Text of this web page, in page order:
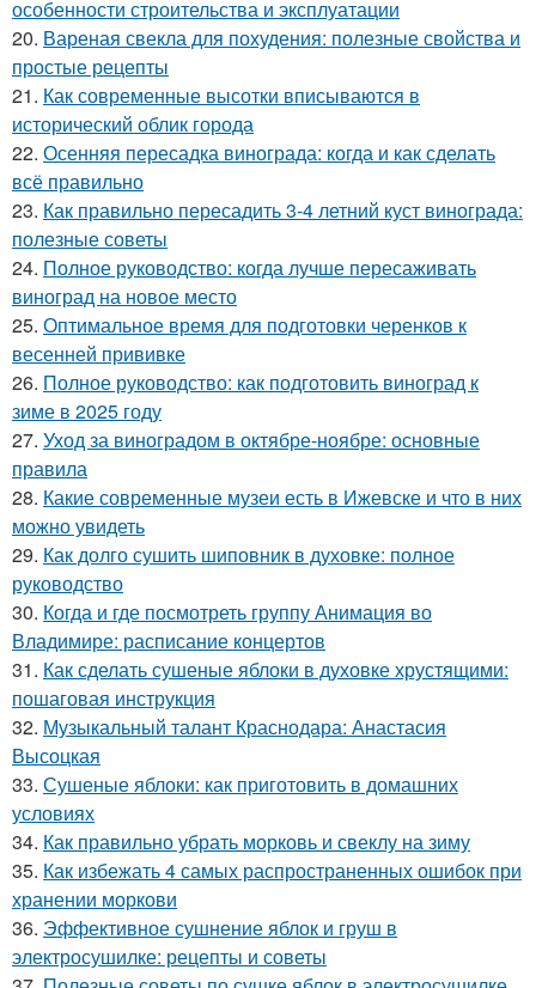
особенности строительства и эксплуатации
20. Вареная свекла для похудения: полезные свойства и
простые рецепты
21. Как современные высотки вписываются в
исторический облик города
22. Осенняя пересадка винограда: когда и как сделать
всё правильно
23. Как правильно пересадить 3-4 летний куст винограда:
полезные советы
24. Полное руководство: когда лучше пересаживать
виноград на новое место
25. Оптимальное время для подготовки черенков к
весенней прививке
26. Полное руководство: как подготовить виноград к
зиме в 2025 году
27. Уход за виноградом в октябре-ноябре: основные
правила
28. Какие современные музеи есть в Ижевске и что в них
можно увидеть
29. Как долго сушить шиповник в духовке: полное
руководство
30. Когда и где посмотреть группу Анимация во
Владимире: расписание концертов
31. Как сделать сушеные яблоки в духовке хрустящими:
пошаговая инструкция
32. Музыкальный талант Краснодара: Анастасия
Высоцкая
33. Сушеные яблоки: как приготовить в домашних
условиях
34. Как правильно убрать морковь и свеклу на зиму
35. Как избежать 4 самых распространенных ошибок при
хранении моркови
36. Эффективное сушнение яблок и груш в
электросушилке: рецепты и советы